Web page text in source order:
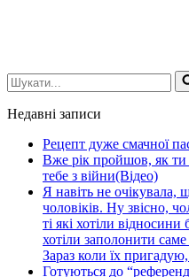
Шукати...
Недавні записи
Рецепт дуже смачної
Вже рік пройшов, як
тебе з війни(Відео)
Я навіть не очікувала,
чоловіків. Ну звісно,
ті які хотіли
хотіли заполонити
Зараз коли їх
Готуються до